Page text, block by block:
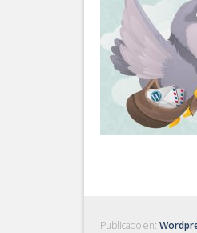
Publicado en: